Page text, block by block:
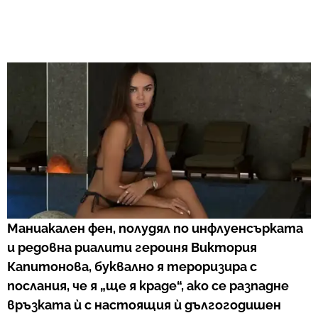
Маниакален фен, полудял по инфлуенсърката
и редовна риалити героиня Виктория
Капитонова, буквално я тероризира с
послания, че я „ще я краде“, ако се разпадне
връзката ѝ с настоящия ѝ дългогодишен